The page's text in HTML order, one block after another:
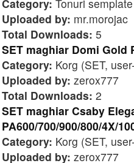
Category: Tonuri
Uploaded by: mr.morojac
Total Downloads: 5
SET maghiar Domi Gold
Category: Korg (SET,
Uploaded by: zerox777
Total Downloads: 2
SET maghiar Csaby
PA600/700/900/800/4X/
Category: Korg (SET,
Uploaded by: zerox777